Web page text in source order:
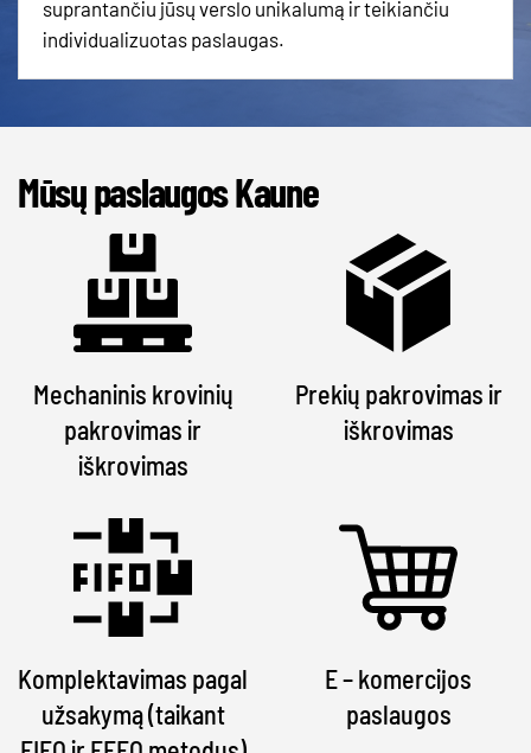
suprantančiu jūsų verslo unikalumą ir teikiančiu
individualizuotas paslaugas.
Mūsų paslaugos Kaune
Mechaninis krovinių
pakrovimas ir
iškrovimas
Prekių pakrovimas ir
iškrovimas
Komplektavimas pagal
užsakymą (taikant
E – komercijos
paslaugos